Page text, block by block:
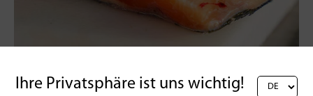
Schweiz | Produkte 16 | 03 | 2026
Ihre Privatsphäre ist uns wichtig!